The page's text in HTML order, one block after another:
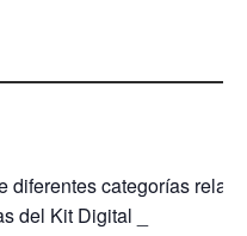
diferentes categorías
del Kit Digital _